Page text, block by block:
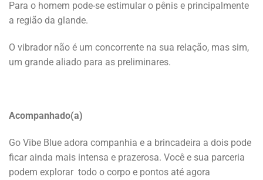
Para o homem pode-se estimular o pênis e principalmente
a região da glande.
O vibrador não é um concorrente na sua relação, mas sim,
um grande aliado para as preliminares.
Acompanhado(a)
Go Vibe Blue adora companhia e a brincadeira a dois pode
ficar ainda mais intensa e prazerosa. Você e sua parceria
podem explorar todo o corpo e pontos até agora